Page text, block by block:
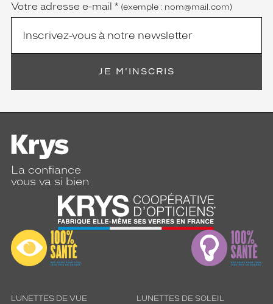
Votre adresse e-mail * (exemple : nom@mail.com)
JE M'INSCRIS
La confiance
vous va si bien
LUNETTES DE VUE LUNETTES DE SOLEIL